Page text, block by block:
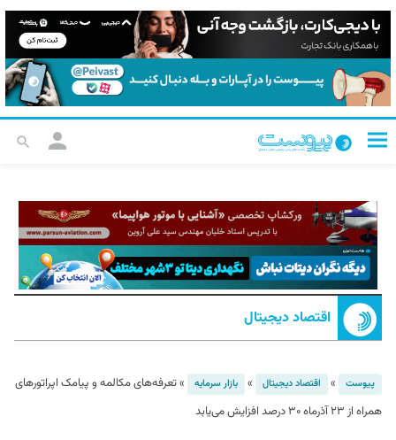
اقتصاد دیجیتال
پیوست » اقتصاد دیجیتال » بازار سرمایه »تعرفه‌های مکالمه و پیامک اپراتورهای
همراه از ۲۳ آذرماه ۳۰ درصد افزایش می‌یابد